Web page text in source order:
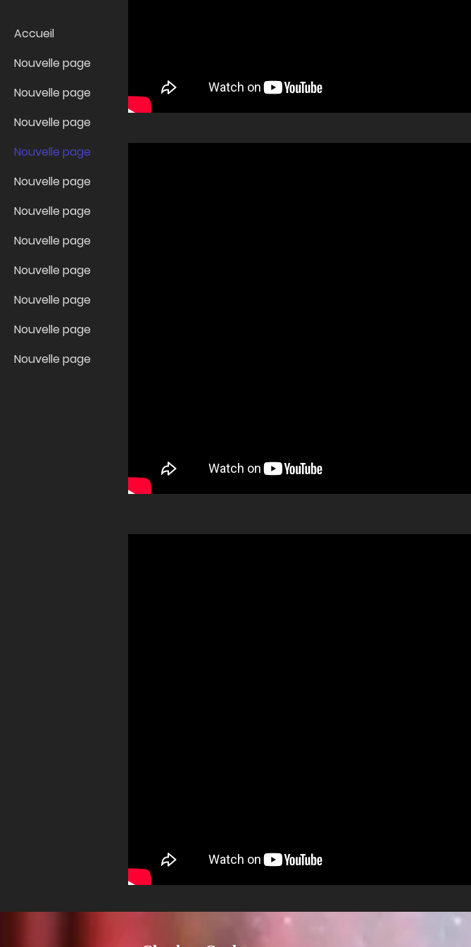
Accueil
Nouvelle page
Nouvelle page
Nouvelle page
Nouvelle page
Nouvelle page
Nouvelle page
Nouvelle page
Nouvelle page
Nouvelle page
Nouvelle page
Nouvelle page